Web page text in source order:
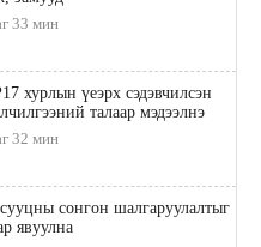
33 мин
хурлын үеэрх сэдэвчилсэн
талаар мэдээлнэ
32 мин
сонгон шалгаруулалтыг
явуулна